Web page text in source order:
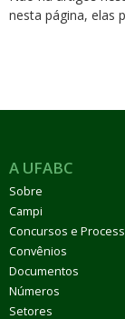
nesta página, elas
A UFABC
Sobre
Campi
Concursos e
Convênios
Documentos
Números
Setores